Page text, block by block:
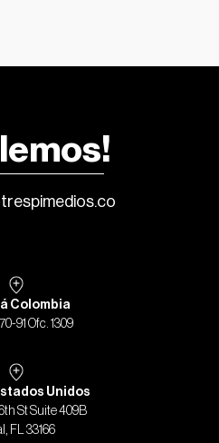
Colombia
91 Ofc. 1309
Unidos
St Suite 409B
FL 33166